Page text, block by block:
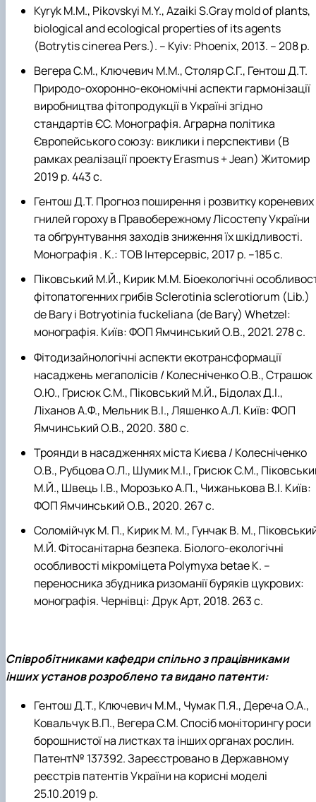
Kyryk M.M., Pikovskyi M.Y., Azaiki S.Gray mold of plants,
biological and ecological properties of its agents
(Botrytis cinerea Pers.). – Kyiv: Phoenix, 2013. – 208 p.
Вегера С.М., Ключевич М.М., Столяр С.Г., Гентош Д.Т.
Природо-охоронно-економічні аспекти гармонізації
виробництва фітопродукції в Україні згідно
стандартів ЄС. Монографія. Аграрна політика
Європейського союзу: виклики і перспективи (В
рамках реалізації проекту Erasmus + Jean) Житомир
2019 р. 443 с.
Гентош Д.Т. Прогноз поширення і розвитку кореневих
гнилей гороху в Правобережному Лісостепу України
та обґрунтування заходів зниження їх шкідливості.
Монографія . К.: ТОВ Інтерсервіс, 2017 р. –185 с.
Піковський М.Й., Кирик М.М. Біоекологічні
фітопатогенних грибів Sclerotinia sclerotiorum (Lib.)
de Bary і Botryotinia fuckeliana (de Bary) Whetzel:
монографія. Київ: ФОП Ямчинський О.В., 2021. 278 с.
Фітодизайнологічні аспекти екотрансформації
насаджень мегаполісів / Колесніченко О.В., Страшок
О.Ю., Грисюк С.М., Піковський М.Й., Бідолах Д.І.,
Ліханов А.Ф., Мельник В.І., Ляшенко А.Л. Київ: ФОП
Ямчинський О.В., 2020. 380 с.
Троянди в насадженнях міста Києва / Колесніченко
О.В., Рубцова О.Л., Шумик М.І., Грисюк С.М.,
М.Й., Швець І.В., Морозько А.П., Чижанькова В.І. Київ:
ФОП Ямчинський О.В., 2020. 267 с.
Соломійчук М. П., Кирик М. М., Гунчак В. М.,
М.Й. Фітосанітарна безпека. Біолого-екологічні
особливості мікроміцета Polymyxa betae K. –
переносника збудника ризоманії буряків цукрових:
монографія. Чернівці: Друк Арт, 2018. 263 c.
Співробітниками кафедри спільно з працівниками
інших установ розроблено та видано патенти:
Гентош Д.Т., Ключевич М.М., Чумак П.Я., Дереча О.А.,
Ковальчук В.П., Вегера С.М. Спосіб моніторингу роси
борошнистої на листках та інших органах рослин.
Патент№ 137392. Зареєстровано в Державному
реєстрів патентів України на корисні моделі
25.10.2019 р.